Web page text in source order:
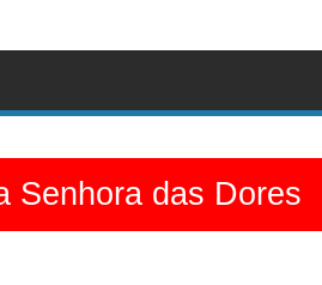
Senhora das Dores